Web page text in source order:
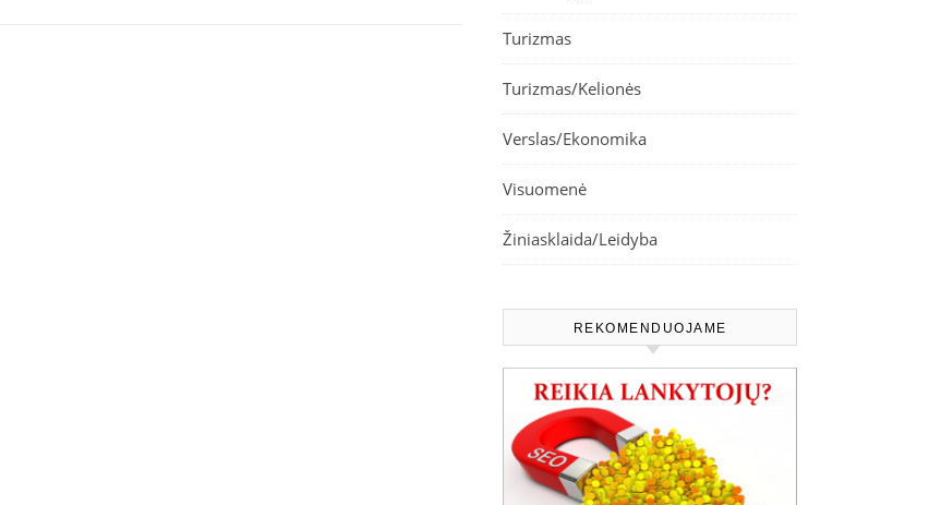
Turizmas
Turizmas/Kelionės
Verslas/Ekonomika
Visuomenė
Žiniasklaida/Leidyba
REKOMENDUOJAME